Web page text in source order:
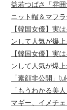
益若つばさ「雰囲
ニット帽＆マフ
【韓国女優】実
ンして人気が爆
【韓国女優】実
ンして人気が爆
「素顔非公開」
「もうわかる美
マギー、イメチ